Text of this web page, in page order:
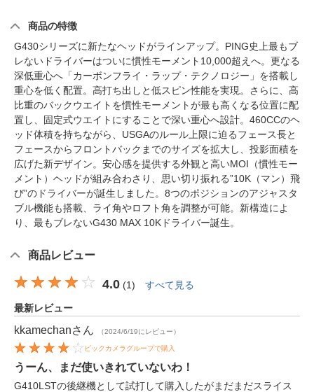
商品の特徴
G430シリーズに新たなヘッドがラインアップ。PING史上最もブ
レないドライバーはついに慣性モーメント10,000超えへ。更なる
深低重心へ「カーボンフライ・ラップ・テクノロジー」を搭載し
重心を低く配置。高打ち出しと低スピン性能を実現。さらに、高
比重のバックウエイトを慣性モーメントが最も高くなる位置に配
置し、固定式ウエイトにすることで深い重心へ設計。460CCのヘ
ッド体積を持ちながら、USGAのルール上限に迫るフェース長と
フェースからフロントバックまでのサイズを拡大し、投影面積を
広げた新デザイン。安心感を提供する外観と高いMOI（慣性モー
メント）ヘッドが組み合わさり、思い切り振れる”10K（マン）飛
び”のドライバーが誕生しました。8つのポジションのアジャスタ
ブル機能も搭載、ライ角やロフト角を調整が可能。新構造によ
り、最もブレないG430 MAX 10Kドライバー誕生。
商品レビュー
4.0 (1) すべて見る
最新レビュー
kkamechanさん （2024/6/19にレビュー）
ビックカメラグループで購入
うーん、まだ使いきれていないわ！
G410LSTの後継機として試打して購入したがまだまだスライス